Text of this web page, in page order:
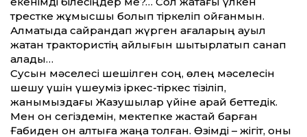
трестке жұмысшы болып тіркеліп қойғанмын.
Алматыда сайрандап жүрген ағаларың ауыл
жақтан трактористің айлығын шытырлатып санап
алады…
Сусын мәселесі шешілген соң, өлең мәселесін
шешу үшін үшеуміз іркес-тіркес тізіліп,
жанымыздағы Жазушылар үйіне қарай беттедік.
Мен он сегіздемін, мектепке жастай барған
Ғабиден он алтыға жаңа толған. Өзімді – жігіт, оны